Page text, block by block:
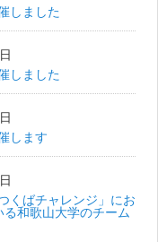
しました
しました
します
くばチャレンジ」にお
和歌山大学のチーム